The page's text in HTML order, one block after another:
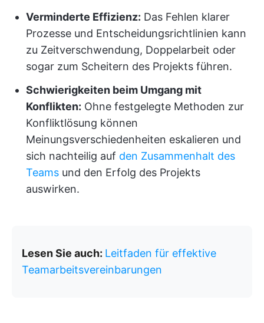
Verminderte Effizienz: Das Fehlen klarer
Prozesse und Entscheidungsrichtlinien kann
zu Zeitverschwendung, Doppelarbeit oder
sogar zum Scheitern des Projekts führen.
Schwierigkeiten beim Umgang mit
Konflikten: Ohne festgelegte Methoden zur
Konfliktlösung können
Meinungsverschiedenheiten eskalieren und
sich nachteilig auf den Zusammenhalt des
Teams und den Erfolg des Projekts
auswirken.
Lesen Sie auch: Leitfaden für effektive
Teamarbeitsvereinbarungen